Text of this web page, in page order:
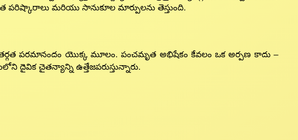
పరిష్కారాలు మరియు సానుకూల మార్పులను తెస్తుంది.
పరమానందం యొక్క మూలం. పంచమృత అభిషేకం కేవలం ఒక అర్పణ కాదు –
దైవిక చైతన్యాన్ని ఉత్తేజపరుస్తున్నారు.